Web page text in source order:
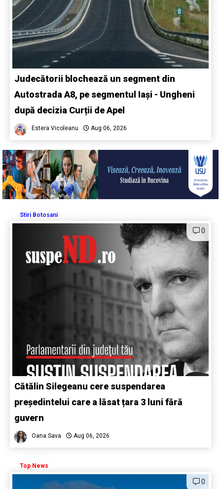
Judecătorii blochează un segment din
Autostrada A8, pe segmentul Iași - Ungheni
după decizia Curții de Apel
Estera Vicoleanu Aug 06, 2026
Stiri Botosani
0
Cătălin Silegeanu cere suspendarea
președintelui care a lăsat țara 3 luni fără
guvern
Oana Sava Aug 06, 2026
Top News
0